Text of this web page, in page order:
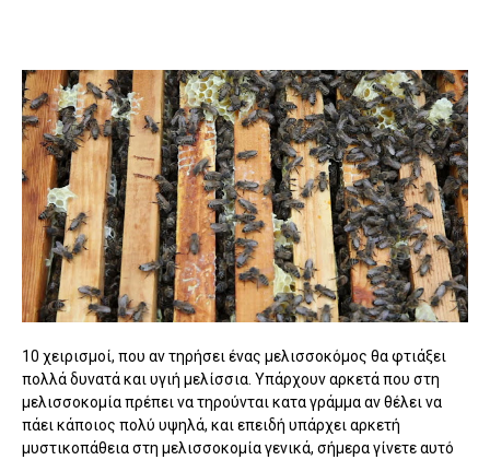
10 χειρισμοί, που αν τηρήσει ένας μελισσοκόμος θα φτιάξει
πολλά δυνατά και υγιή μελίσσια. Υπάρχουν αρκετά που στη
μελισσοκομία πρέπει να τηρούνται κατα γράμμα αν θέλει να
πάει κάποιος πολύ υψηλά, και επειδή υπάρχει αρκετή
μυστικοπάθεια στη μελισσοκομία γενικά, σήμερα γίνετε αυτό